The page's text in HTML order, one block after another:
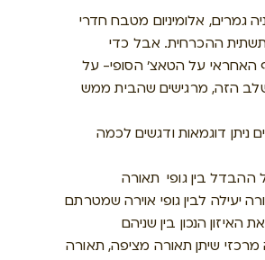
גמרים, אלומיניום מטבח חדרי
ההכרחית. אבל כדי
האחראי על הטאצ' הסופי- על
הזה, מרגישים שהבית ממש
ניתן דוגמאות ודגשים לכמה
ההבדל בין גופי תאורה
יעילה לבין גופי אוירה שמטרתם
הנכון בין שניהם
שיתן תאורה מציפה, תאורה